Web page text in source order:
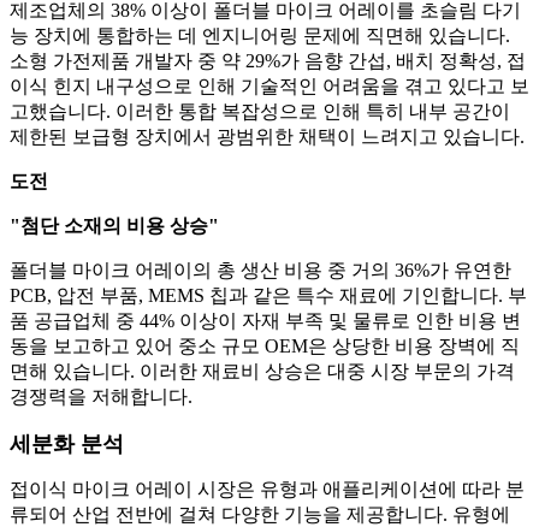
제조업체의 38% 이상이 폴더블 마이크 어레이를 초슬림 다기
능 장치에 통합하는 데 엔지니어링 문제에 직면해 있습니다.
소형 가전제품 개발자 중 약 29%가 음향 간섭, 배치 정확성, 접
이식 힌지 내구성으로 인해 기술적인 어려움을 겪고 있다고 보
고했습니다. 이러한 통합 복잡성으로 인해 특히 내부 공간이
제한된 보급형 장치에서 광범위한 채택이 느려지고 있습니다.
도전
"첨단 소재의 비용 상승"
폴더블 마이크 어레이의 총 생산 비용 중 거의 36%가 유연한
PCB, 압전 부품, MEMS 칩과 같은 특수 재료에 기인합니다. 부
품 공급업체 중 44% 이상이 자재 부족 및 물류로 인한 비용 변
동을 보고하고 있어 중소 규모 OEM은 상당한 비용 장벽에 직
면해 있습니다. 이러한 재료비 상승은 대중 시장 부문의 가격
경쟁력을 저해합니다.
세분화 분석
접이식 마이크 어레이 시장은 유형과 애플리케이션에 따라 분
류되어 산업 전반에 걸쳐 다양한 기능을 제공합니다. 유형에